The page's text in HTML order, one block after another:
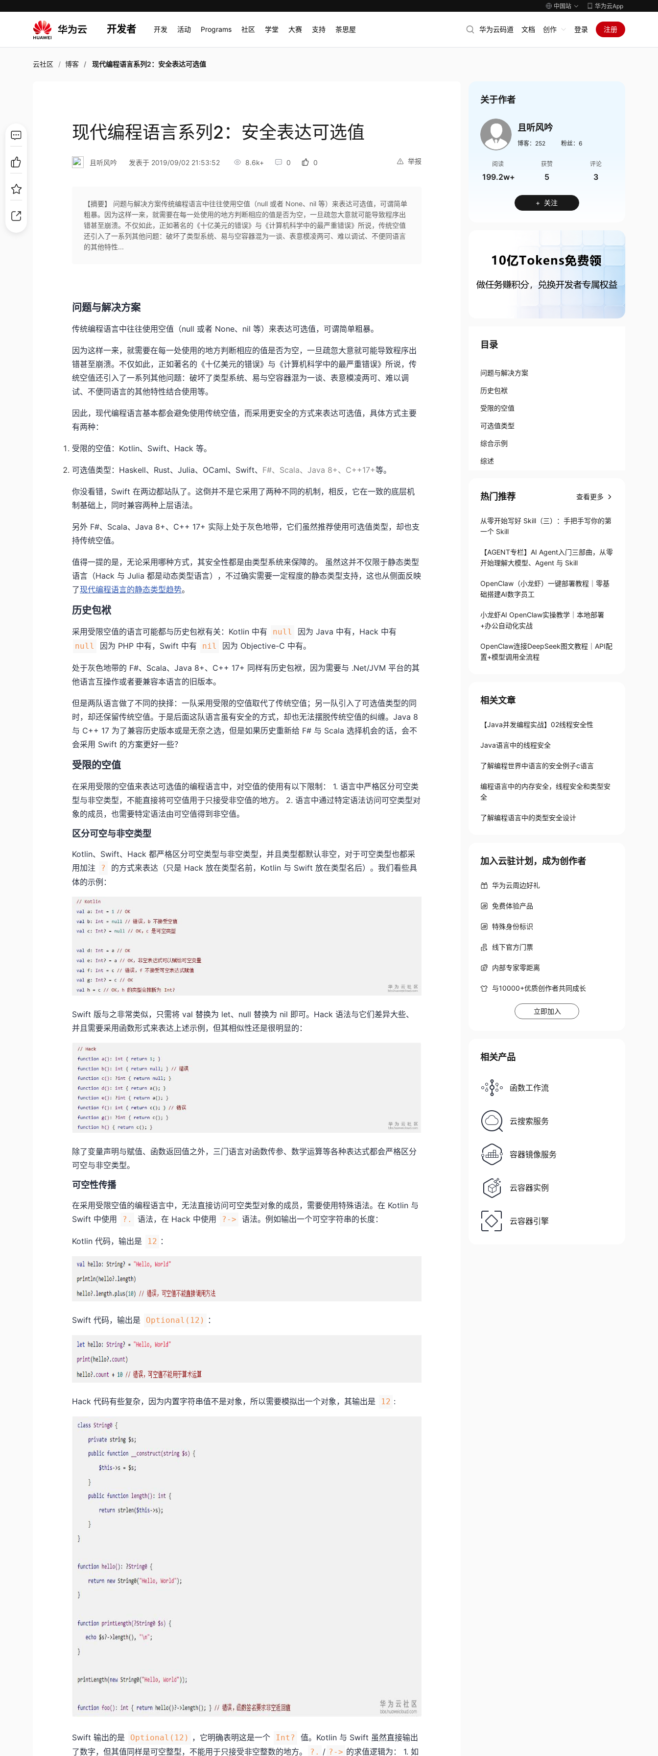
中国站 华为云App
开发者 开发 活动 Programs 社区 学堂 大赛 支持 茶思屋 华为云码道 文档 创作 登录 注册
云社区 博客 现代编程语言系列2：安全表达可选值
现代编程语言系列2：安全表达可选值
举报
且听风吟 发表于 2019/09/02 21:53:52 8.6k+ 0 0
【摘要】 问题与解决方案传统编程语言中往往使用空值（null 或者 None、nil 等）来表达可选值，可谓简单
粗暴。因为这样一来，就需要在每一处使用的地方判断相应的值是否为空，一旦疏忽大意就可能导致程序出
错甚至崩溃。不仅如此，正如著名的《十亿美元的错误》与《计算机科学中的最严重错误》所说，传统空值
还引入了一系列其他问题：破坏了类型系统、易与空容器混为一谈、表意模凌两可、难以调试、不便同语言
的其他特性...
问题与解决方案
传统编程语言中往往使用空值（null 或者 None、 nil 等）来表达可选值，可谓简单粗暴。
因为这样一来，就需要在每一处使用的地方判断相应的值是否为空，一旦疏忽大意就可能导致程序出
错甚至崩溃。不仅如此，正如著名的 《十亿美元的错误》 与 《计算机科学中的最严重错误》 所说，传
统空值还引入了一系列其他问题：破坏了类型系统、易与空容器混为一谈、表意模凌两可、难以调
试、不便同语言的其他特性结合使用等。
因此，现代编程语言基本都会避免使用传统空值，而采用更安全的方式来表达可选值，具体方式主要
有两种：
受限的空值：Kotlin、Swift、Hack 等。
可选值类型：Haskell、Rust、Julia、OCaml、Swift、 F#、Scala、Java 8+、C++17+等。
你没看错，Swift 在两边都站队了。这倒并不是它采用了两种不同的机制，相反，它在一致的底层机
制基础上，同时兼容两种上层语法。
另外 F#、Scala、Java 8+、C++ 17+ 实际上处于灰色地带，它们虽然推荐使用可选值类型，却也支
持传统空值。
值得一提的是，无论采用哪种方式，其安全性都是由类型系统来保障的。 虽然这并不仅限于静态类型
语言（Hack 与 Julia 都是动态类型语言），不过确实需要一定程度的静态类型支持，这也从侧面反映
了现代编程语言的静态类型趋势。
历史包袱
采用受限空值的语言可能都与历史包袱有关：Kotlin 中有 null 因为 Java 中有，Hack 中有
null 因为 PHP 中有，Swift 中有 nil 因为 Objective-C 中有。
处于灰色地带的 F#、Scala、Java 8+、C++ 17+ 同样有历史包袱，因为需要与 .Net/JVM 平台的其
他语言互操作或者要兼容本语言的旧版本。
但是两队语言做了不同的抉择：一队采用受限的空值取代了传统空值；另一队引入了可选值类型的同
时，却还保留传统空值。于是后面这队语言虽有安全的方式，却也无法摆脱传统空值的纠缠。Java 8
与 C++ 17 为了兼容历史版本或是无奈之选，但是如果历史重新给 F# 与 Scala 选择机会的话，会不
会采用 Swift 的方案更好一些？
受限的空值
在采用受限的空值来表达可选值的编程语言中，对空值的使用有以下限制： 1. 语言中严格区分可空类
型与非空类型，不能直接将可空值用于只接受非空值的地方。 2. 语言中通过特定语法访问可空类型对
象的成员，也需要特定语法由可空值得到非空值。
区分可空与非空类型
Kotlin、Swift、Hack 都严格区分可空类型与非空类型，并且类型都默认非空，对于可空类型也都采
用加注
?
的方式来表达（只是 Hack 放在类型名前，Kotlin 与 Swift 放在类型名后）。我们看些具
体的示例：
Swift 版与之非常类似，只需将 val 替换为 let、null 替换为 nil 即可。Hack 语法与它们差异大些、
并且需要采用函数形式来表达上述示例，但其相似性还是很明显的：
除了变量声明与赋值、函数返回值之外，三门语言对函数传参、数学运算等各种表达式都会严格区分
可空与非空类型。
可空性传播
在采用受限空值的编程语言中，无法直接访问可空类型对象的成员，需要使用特殊语法。在 Kotlin 与
Swift 中使用
?. 语法，在 Hack 中使用 ?-> 语法。例如输出一个可空字符串的长度：
Kotlin 代码，输出是 12 ：
Swift 代码，输出是 Optional(12) ：
Hack 代码有些复杂，因为内置字符串值不是对象，所以需要模拟出一个对象，其输出是 12 :
Swift 输出的是 Optional(12) ，它明确表明这是一个 Int?
值。Kotlin 与 Swift 虽然直接输出
了数字，但其值同样是可空整型，不能用于只接受非空整数的地方。
?. / ?-> 的求值逻辑为： 1. 如
关于作者
且听风吟
博客： 252 粉丝： 6
阅读
199.2w+
获赞
5
评论
3
+ 关注
目录
问题与解决方案
历史包袱
受限的空值
可选值类型
综合示例
综述
热门推荐 查看更多
从零开始写好 Skill（三）：手把手写你的第
一个 Skill
【AGENT专栏】AI Agent入门三部曲，从零
开始理解大模型、Agent 与 Skill
OpenClaw（小龙虾）一键部署教程｜零基
础搭建AI数字员工
小龙虾AI OpenClaw实操教学｜本地部署
+办公自动化实战
OpenClaw连接DeepSeek图文教程｜API配
置+模型调用全流程
相关文章
【Java并发编程实战】02线程安全性
Java语言中的线程安全
了解编程世界中语言的安全例子c语言
编程语言中的内存安全，线程安全和类型安
全
了解编程语言中的类型安全设计
加入云驻计划，成为创作者
华为云周边好礼
免费体验产品
特殊身份标识
线下官方门票
内部专家零距离
与10000+优质创作者共同成长
立即加入
相关产品
函数工作流
云搜索服务
容器镜像服务
云容器实例
云容器引擎